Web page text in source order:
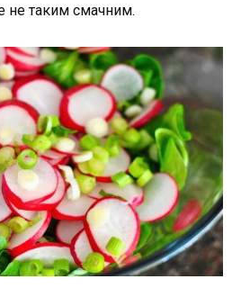
не таким смачним.